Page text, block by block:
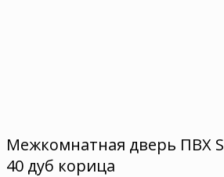
Межкомнатная дверь ПВХ S
40 дуб корица